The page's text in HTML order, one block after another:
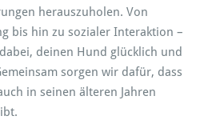
i
n
g
l
c
herauszuholen. Von
bis hin zu sozialer Interaktion –
deinen Hund glücklich und
sorgen wir dafür, dass
in seinen älteren Jahren